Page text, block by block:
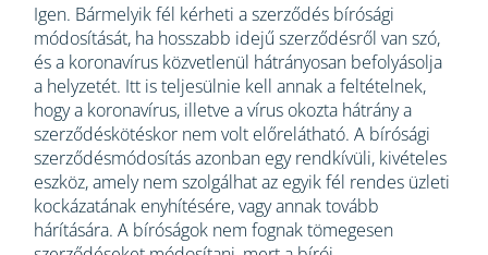
Igen. Bármelyik fél kérheti a szerződés bírósági
módosítását, ha hosszabb idejű szerződésről van szó,
és a koronavírus közvetlenül hátrányosan befolyásolja
a helyzetét. Itt is teljesülnie kell annak a feltételnek,
hogy a koronavírus, illetve a vírus okozta hátrány a
szerződéskötéskor nem volt előrelátható. A bírósági
szerződésmódosítás azonban egy rendkívüli, kivételes
eszköz, amely nem szolgálhat az egyik fél rendes üzleti
kockázatának enyhítésére, vagy annak tovább
hárítására. A bíróságok nem fognak tömegesen